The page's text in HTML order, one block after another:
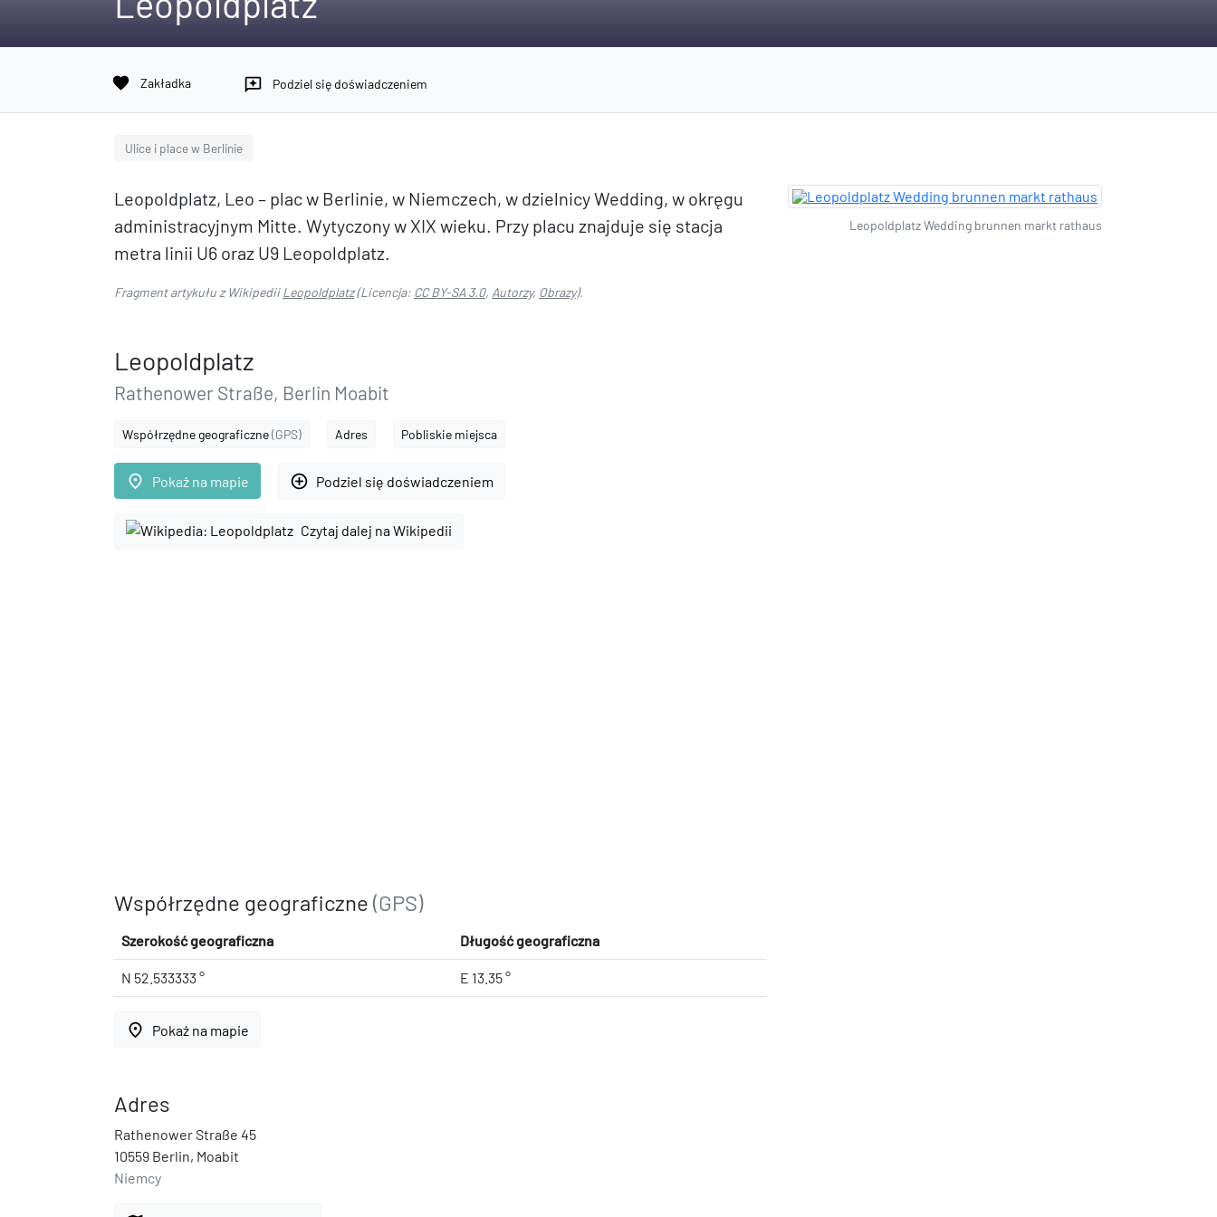
favorite Zakładka reviews Podziel się doświadczeniem
Ulice i place w Berlinie
Leopoldplatz, Leo – plac w Berlinie, w Niemczech, w dzielnicy Wedding, w okręgu
administracyjnym Mitte. Wytyczony w XIX wieku. Przy placu znajduje się stacja
metra linii U6 oraz U9 Leopoldplatz.
Fragment artykułu z WikipediiLeopoldplatz(Licencja: CC BY-SA 3.0, Autorzy, Obrazy).
Leopoldplatz
Rathenower Straße, Berlin Moabit
Współrzędne geograficzne(GPS) Adres Pobliskie miejsca
place Pokaż na mapie add_circle_outline Podziel się doświadczeniem
Czytaj dalej na Wikipedii
Współrzędne geograficzne (GPS)
Szerokość geograficzna Długość geograficzna
N 52.533333 ° E 13.35 °
place Pokaż na mapie
Adres
Rathenower Straße 45
10559 Berlin, Moabit
Niemcy
Leopoldplatz Wedding brunnen markt rathaus